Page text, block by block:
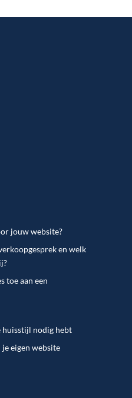
jouw website?
en welk
toe aan een
huisstijl nodig hebt
eigen website